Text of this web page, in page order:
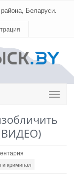
Беларуси.
и криминал